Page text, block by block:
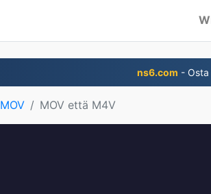
ns6.com -
MOV MOV että M4V